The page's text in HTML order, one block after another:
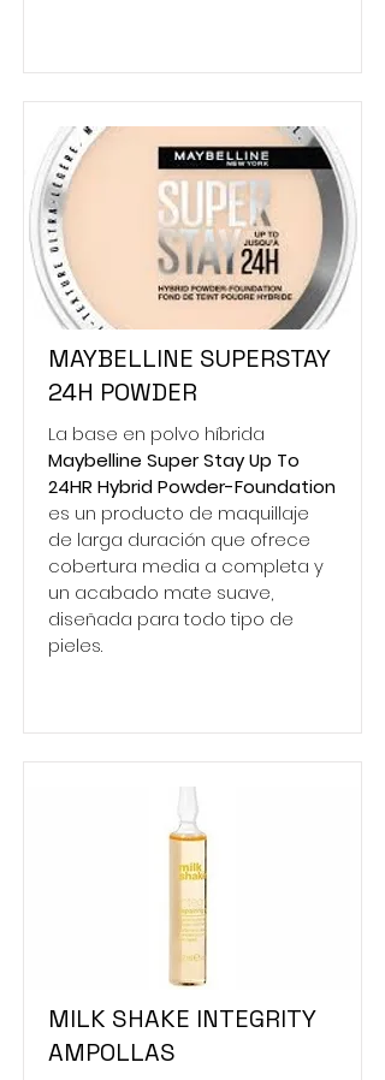
MAYBELLINE SUPERSTAY
24H POWDER
La base en polvo híbrida
Maybelline Super Stay Up To
24HR Hybrid Powder-Foundation
es un producto de maquillaje
de larga duración que ofrece
cobertura media a completa y
un acabado mate suave,
diseñada para todo tipo de
pieles.
MILK SHAKE INTEGRITY
AMPOLLAS